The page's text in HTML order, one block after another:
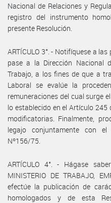
Nacional de Relaciones y
registro del instrumento
presente Resolución.
ARTÍCULO 3°. - Notifíquese a
pase a la Dirección Nacional
Trabajo, a los fines de que a
Laboral se evalúe la
remuneraciones del cual surge
lo establecido en el Artículo 245
modificatorias. Finalmente,
legajo conjuntamente con
Nº156/75.
ARTÍCULO 4°. - Hágase
MINISTERIO DE TRABAJO,
efectúe la publicación de
homologados y de esta